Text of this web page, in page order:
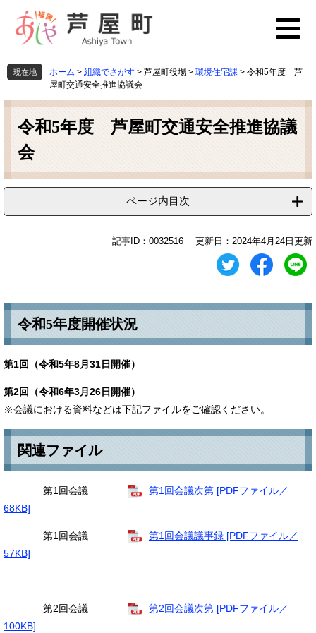
先
頭
を
飛
現在地 ホーム > 組織でさがす > 芦屋町役場 > 環境住宅課 > 令和5年度 芦
屋町交通安全推進協議会
本
令和5年度 芦屋町交通安全推進協議
会
ページ内目次
記事ID：0032516 更新日：2024年4月24日更新
令和5年度開催状況
第1回（令和5年8月31日開催）
第2回（令和6年3月26日開催）
※会議における資料などは下記ファイルをご確認ください。
関連ファイル
第1回会議
第1回会議次第 [PDFファイル／
68KB]
第1回会議
第1回会議議事録 [PDFファイル／
57KB]
第2回会議
第2回会議次第 [PDFファイル／
100KB]